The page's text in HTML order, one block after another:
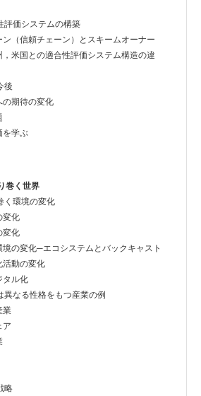
価システムの構築
（信頼チェーン）とスキームオーナー
米国との適合性評価システム構造の違
後
期待の変化
学ぶ
巻く世界
環境の変化
化
化
の変化─エコシステムとバックキャスト
動の変化
ル化
なる性格をもつ産業の例
略